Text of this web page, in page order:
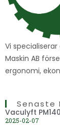
Vi
Maskin AB
ergonomi,
Senaste
Vaculyft
2025-02-07